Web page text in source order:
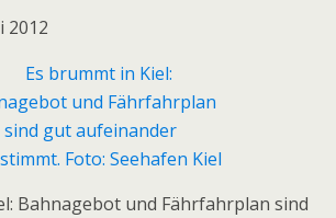
2012
Bahnagebot und Fährfahrplan sind